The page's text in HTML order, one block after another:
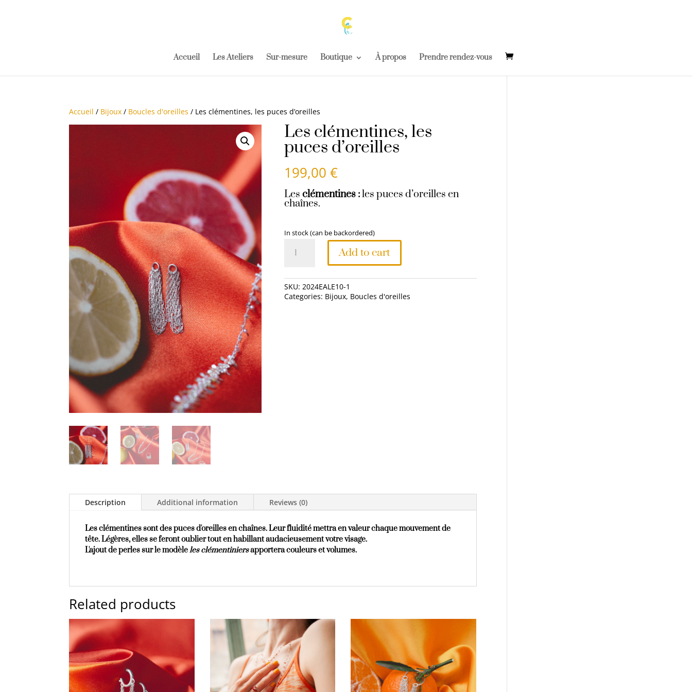
Accueil Les Ateliers Sur-mesure Boutique À propos Prendre rendez-vous
Accueil / Bijoux / Boucles d'oreilles / Les clémentines, les puces d’oreilles
Les clémentines, les
puces d’oreilles
199,00 €
Les clémentines :les puces d’oreilles en
chaînes.
In stock (can be backordered)
clémentines,
puces
d'oreilles
quantity
Add to cart
SKU: 2024EALE10-1
Categories: Bijoux, Boucles d'oreilles
Description Additional information Reviews (0)
Les clémentines sont des puces d'oreilles en chaînes. Leur fluidité mettra en valeur chaque mouvement de
tête. Légères, elles se feront oublier tout en habillant audacieusement votre visage.
L'ajout de perles sur le modèleles clémentiniersapportera couleurs et volumes.
Related products